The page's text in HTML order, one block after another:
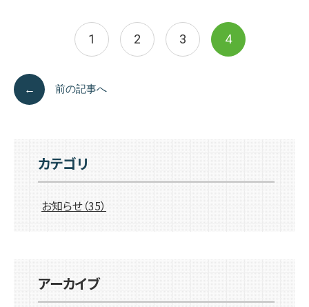
ナ← 前の記事へ
1 2 3 4
カテゴリ
お知らせ（35）
アーカイブ